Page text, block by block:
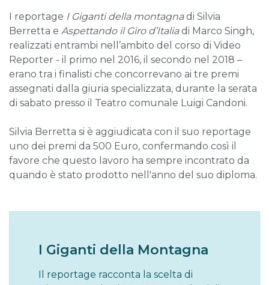
I reportage I Giganti della montagnadi Silvia
Berretta e Aspettando il Giro d’Italiadi Marco Singh,
realizzati entrambi nell’ambito del corso di Video
Reporter - il primo nel 2016, il secondo nel 2018 –
erano tra i finalisti che concorrevano ai tre premi
assegnati dalla giuria specializzata, durante la serata
di sabato presso il Teatro comunale Luigi Candoni.
Silvia Berretta si è aggiudicata con il suo reportage
uno dei premi da 500 Euro, confermando così il
favore che questo lavoro ha sempre incontrato da
quando è stato prodotto nell'anno del suo diploma.
I Giganti della Montagna
Il reportage racconta la scelta di